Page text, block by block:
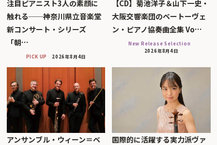
注目ピアニスト3人の素顔に
触れる──神奈川県立音楽堂
新コンサート・シリーズ
「朝…
PICK UP 2026年8月4日
【CD】菊池洋子＆山下一史・
大阪交響楽団のベートーヴェ
ン・ピアノ協奏曲全集 Vo…
New Release Selection
2026年8月4日
アンサンブル・ウィーン＝ベ
国際的に活躍する実力派ヴァ